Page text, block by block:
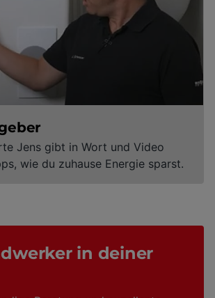
Jens gibt in Wort und Video
wie du zuhause Energie sparst.
in deiner